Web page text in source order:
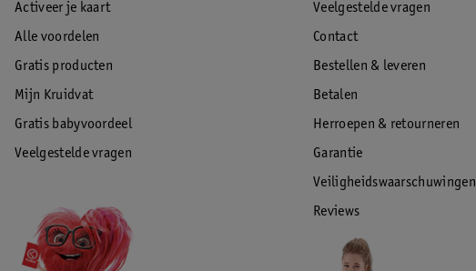
Activeer je kaart
Alle voordelen
Gratis producten
Mijn Kruidvat
Gratis babyvoordeel
Veelgestelde vragen
Veelgestelde vragen
Contact
Bestellen & leveren
Betalen
Herroepen & retourneren
Garantie
Veiligheidswaarschuwingen
Reviews